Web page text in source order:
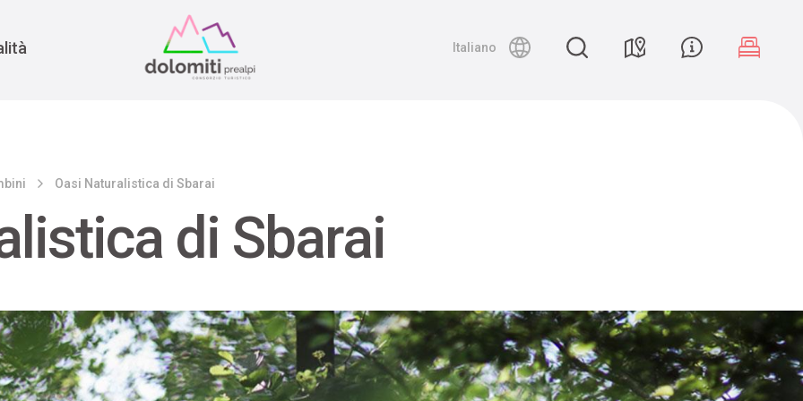
Italiano
Oasi Naturalistica di Sbarai
di Sbarai